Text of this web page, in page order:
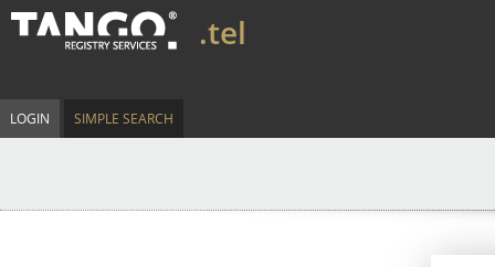
.tel
LOGIN SIMPLE SEARCH